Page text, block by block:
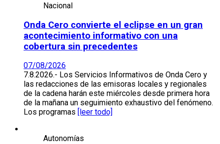
Nacional
Onda Cero convierte el eclipse en un gran
acontecimiento informativo con una
cobertura sin precedentes
07/08/2026
7.8.2026.- Los Servicios Informativos de Onda Cero y
las redacciones de las emisoras locales y regionales
de la cadena harán este miércoles desde primera hora
de la mañana un seguimiento exhaustivo del fenómeno.
Los programas
[leer todo]
Autonomías